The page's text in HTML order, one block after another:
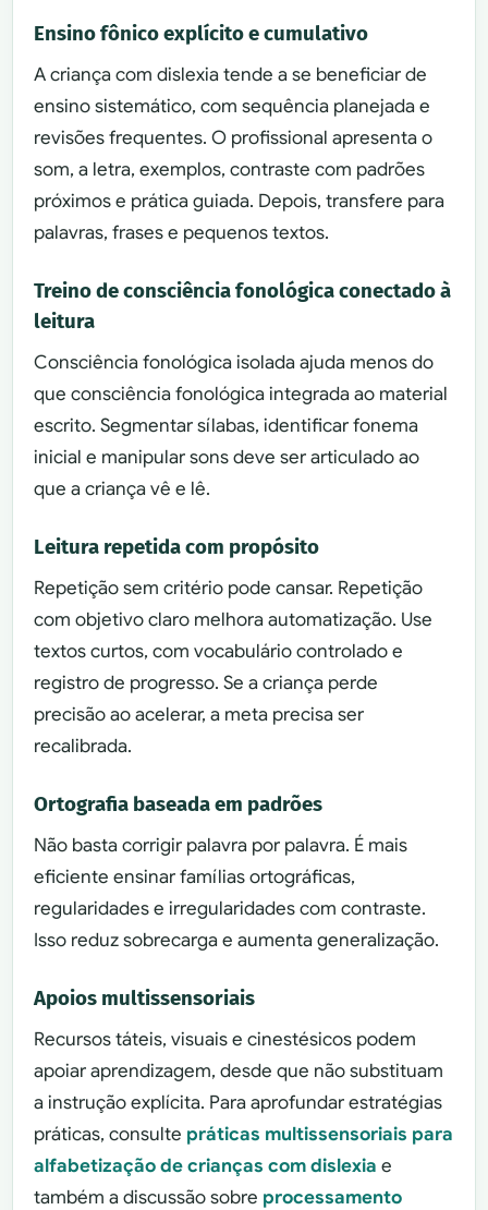
Ensino fônico explícito e cumulativo
A criança com dislexia tende a se beneficiar de
ensino sistemático, com sequência planejada e
revisões frequentes. O profissional apresenta o
som, a letra, exemplos, contraste com padrões
próximos e prática guiada. Depois, transfere para
palavras, frases e pequenos textos.
Treino de consciência fonológica conectado à
leitura
Consciência fonológica isolada ajuda menos do
que consciência fonológica integrada ao material
escrito. Segmentar sílabas, identificar fonema
inicial e manipular sons deve ser articulado ao
que a criança vê e lê.
Leitura repetida com propósito
Repetição sem critério pode cansar. Repetição
com objetivo claro melhora automatização. Use
textos curtos, com vocabulário controlado e
registro de progresso. Se a criança perde
precisão ao acelerar, a meta precisa ser
recalibrada.
Ortografia baseada em padrões
Não basta corrigir palavra por palavra. É mais
eficiente ensinar famílias ortográficas,
regularidades e irregularidades com contraste.
Isso reduz sobrecarga e aumenta generalização.
Apoios multissensoriais
Recursos táteis, visuais e cinestésicos podem
apoiar aprendizagem, desde que não substituam
a instrução explícita. Para aprofundar estratégias
práticas, consulte práticas multissensoriais para
alfabetização de crianças com dislexia e
também a discussão sobre processamento